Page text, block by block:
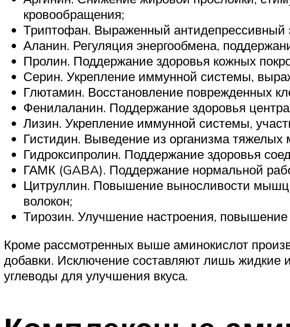
кровообращения;
Триптофан. Выраженный
Аланин. Регуляция энергообмена,
Пролин. Поддержание здоровья кожных
Серин. Укрепление иммунной системы,
Глютамин. Восстановление поврежденных
Фенилаланин. Поддержание здоровья
Лизин. Укрепление иммунной системы,
Гистидин. Выведение из организма тяжелых
Гидроксипролин. Поддержание здоровья
ГАМК (GABA). Поддержание нормальной
Цитруллин. Повышение выносливости
волокон;
Тирозин. Улучшение настроения,
Кроме рассмотренных выше аминокислот
добавки. Исключение составляют лишь жидкие
углеводы для улучшения вкуса.